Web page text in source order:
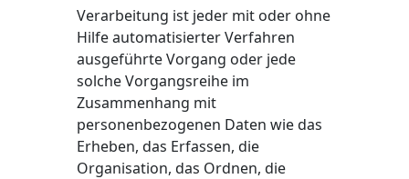
Verarbeitung ist jeder mit oder ohne
Hilfe automatisierter Verfahren
ausgeführte Vorgang oder jede
solche Vorgangsreihe im
Zusammenhang mit
personenbezogenen Daten wie das
Erheben, das Erfassen, die
Organisation, das Ordnen, die